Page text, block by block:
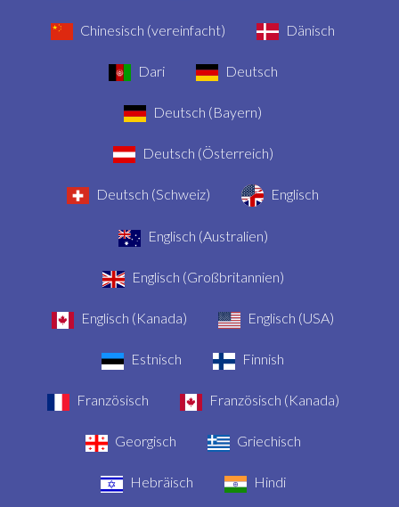
Chinesisch (vereinfacht) Dänisch
Dari Deutsch
Deutsch (Bayern)
Deutsch (Österreich)
Deutsch (Schweiz) Englisch
Englisch (Australien)
Englisch (Großbritannien)
Englisch (Kanada) Englisch (USA)
Estnisch Finnish
Französisch Französisch (Kanada)
Georgisch Griechisch
Hebräisch Hindi